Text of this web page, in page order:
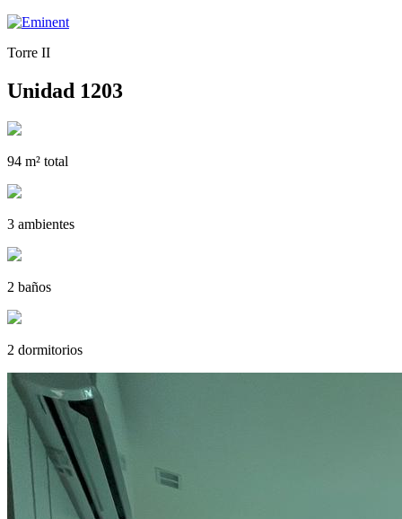
Torre II
Unidad 1203
94 m² total
3 ambientes
2 baños
2 dormitorios